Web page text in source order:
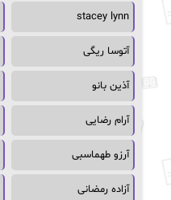
stacey lynn
آتوسا ریگی
آذین بانو
آرام رضایی
آرزو طهماسبی
آزاده رمضانی